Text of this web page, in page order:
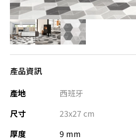
產品資訊
產地
西班牙
尺寸
23x27 cm
厚度
9 mm